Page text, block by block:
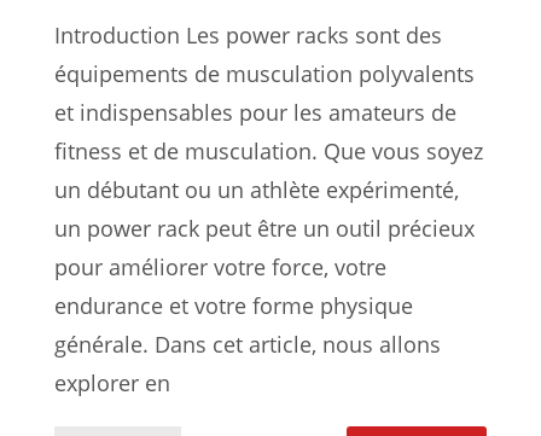
Introduction Les power racks sont des
équipements de musculation polyvalents
et indispensables pour les amateurs de
fitness et de musculation. Que vous soyez
un débutant ou un athlète expérimenté,
un power rack peut être un outil précieux
pour améliorer votre force, votre
endurance et votre forme physique
générale. Dans cet article, nous allons
explorer en